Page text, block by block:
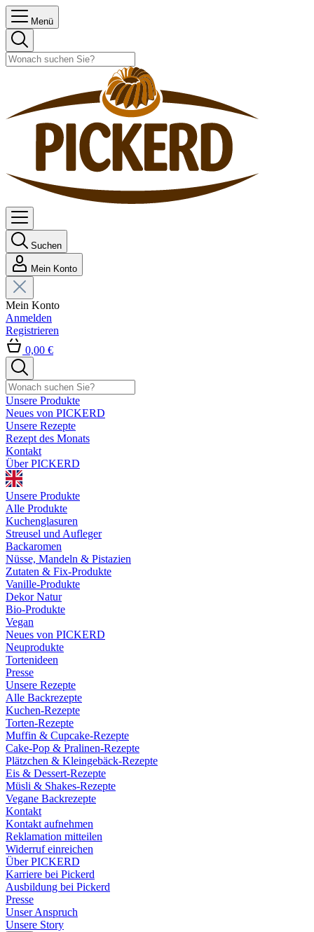
Menü
Suchen
Mein Konto
Mein Konto
Anmelden
Registrieren
0,00 €
Unsere Produkte
Neues von PICKERD
Unsere Rezepte
Rezept des Monats
Kontakt
Über PICKERD
Unsere Produkte
Alle Produkte
Kuchenglasuren
Streusel und Aufleger
Backaromen
Nüsse, Mandeln & Pistazien
Zutaten & Fix-Produkte
Vanille-Produkte
Dekor Natur
Bio-Produkte
Vegan
Neues von PICKERD
Neuprodukte
Tortenideen
Presse
Unsere Rezepte
Alle Backrezepte
Kuchen-Rezepte
Torten-Rezepte
Muffin & Cupcake-Rezepte
Cake-Pop & Pralinen-Rezepte
Plätzchen & Kleingebäck-Rezepte
Eis & Dessert-Rezepte
Müsli & Shakes-Rezepte
Vegane Backrezepte
Kontakt
Kontakt aufnehmen
Reklamation mitteilen
Widerruf einreichen
Über PICKERD
Karriere bei Pickerd
Ausbildung bei Pickerd
Presse
Unser Anspruch
Unsere Story